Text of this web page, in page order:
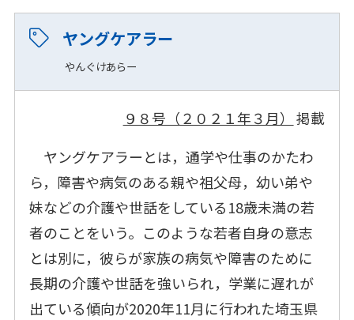
ヤングケアラー
やんぐけあらー
９８号（２０２１年３月） 掲載
ヤングケアラーとは，通学や仕事のかたわ
ら，障害や病気のある親や祖父母，幼い弟や
妹などの介護や世話をしている18歳未満の若
者のことをいう。このような若者自身の意志
とは別に，彼らが家族の病気や障害のために
長期の介護や世話を強いられ，学業に遅れが
出ている傾向が2020年11月に行われた埼玉県